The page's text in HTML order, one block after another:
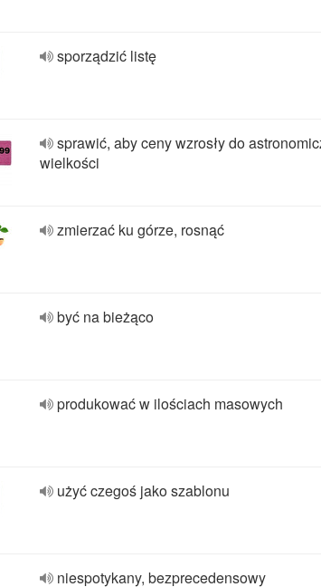
sporządzić listę
sprawić, aby ceny wzrosły do
wielkości
zmierzać ku górze, rosnąć
być na bieżąco
produkować w ilościach masowych
użyć czegoś jako szablonu
niespotykany, bezprecedensowy